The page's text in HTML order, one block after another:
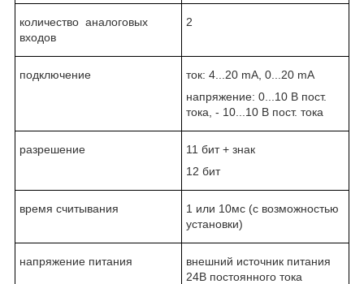
количество аналоговых
входов
2
подключение
ток: 4...20 mA, 0...20 mA
напряжение: 0...10 В пост.
тока, - 10...10 В пост. тока
разрешение
11 бит + знак
12 бит
время считывания
1 или 10мс (с возможностью
установки)
напряжение питания
внешний источник питания
24В постоянного тока